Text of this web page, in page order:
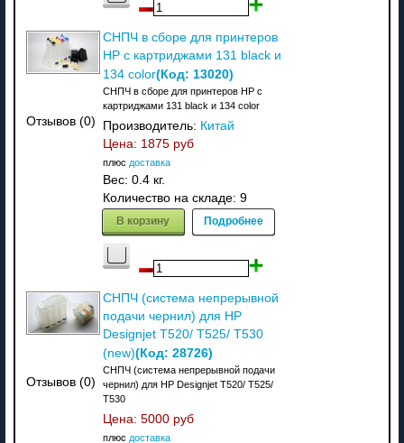
Отзывов (0)
СНПЧ в сборе для принтеров
HP с картриджами 131 black и
134 color(Код: 13020)
СНПЧ в сборе для принтеров HP с
картриджами 131 black и 134 color
Производитель: Китай
Цена: 1875 руб
плюс доставка
Вес: 0.4 кг.
Количество на складе: 9
В корзину Подробнее
Отзывов (0)
СНПЧ (система непрерывной
подачи чернил) для HP
Designjet T520/ T525/ T530
(new)(Код: 28726)
СНПЧ (система непрерывной подачи
чернил) для HP Designjet T520/ T525/
T530
Цена: 5000 руб
плюс доставка